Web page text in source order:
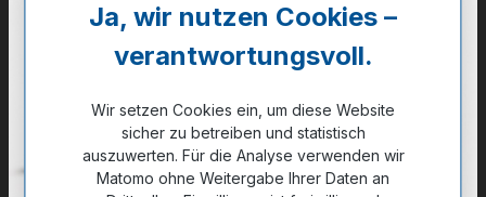
auswählen
dunkelgrau
auswählen
2XL XL 3XL M L S
Ja, wir nutzen Cookies –
verantwortungsvoll.
Wir setzen Cookies ein, um diese Website
sicher zu betreiben und statistisch
auszuwerten. Für die Analyse verwenden wir
Matomo ohne Weitergabe Ihrer Daten an